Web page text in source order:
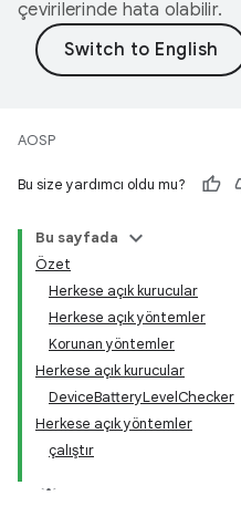
çevirilerinde hata olabilir.
AOSP
Bu size yardımcı oldu mu?
Bu sayfada
Özet
Herkese açık kurucular
Herkese açık yöntemler
Korunan yöntemler
Herkese açık kurucular
DeviceBatteryLevelChecker
Herkese açık yöntemler
çalıştır